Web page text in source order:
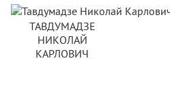
ТАВДУМАДЗЕ
НИКОЛАЙ
КАРЛОВИЧ